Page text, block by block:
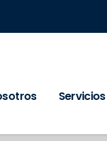
Servicios